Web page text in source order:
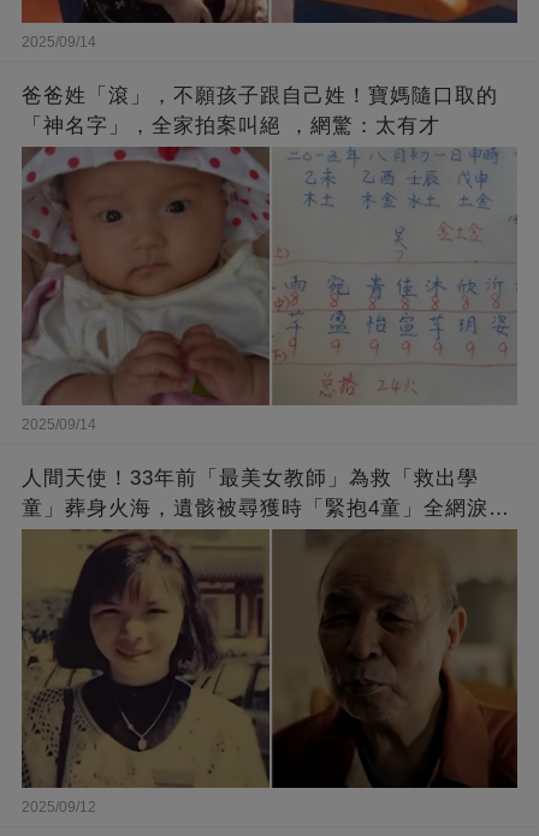
2025/09/14
爸爸姓「滾」，不願孩子跟自己姓！寶媽隨口取的
「神名字」，全家拍案叫絕 ，網驚：太有才
2025/09/14
人間天使！33年前「最美女教師」為救「救出學
童」葬身火海，遺骸被尋獲時「緊抱4童」全網淚
崩：真正的英雄不該被遺忘
2025/09/12